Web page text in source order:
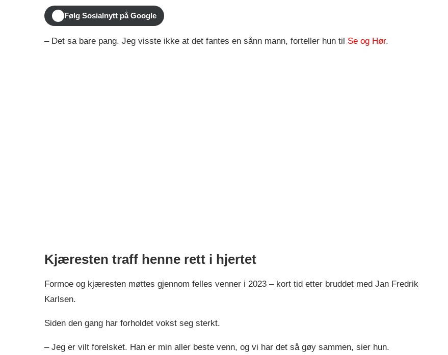
Følg Sosialnytt på Google
– Det sa bare pang. Jeg visste ikke at det fantes en sånn mann, forteller hun til Se og Hør.
Kjæresten traff henne rett i hjertet
Formoe og kjæresten møttes gjennom felles venner i 2023 – kort tid etter bruddet med Jan Fredrik
Karlsen.
Siden den gang har forholdet vokst seg sterkt.
– Jeg er vilt forelsket. Han er min aller beste venn, og vi har det så gøy sammen, sier hun.